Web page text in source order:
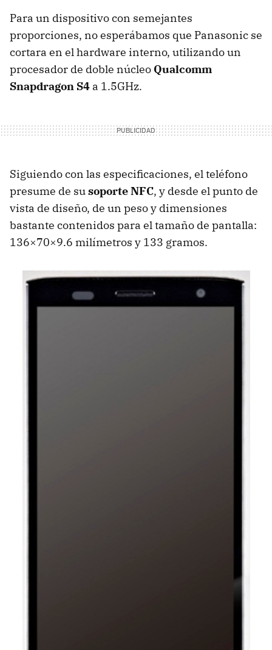
Para un dispositivo con semejantes
proporciones, no esperábamos que Panasonic se
cortara en el hardware interno, utilizando un
procesador de doble núcleo Qualcomm
Snapdragon S4 a 1.5GHz.
Siguiendo con las especificaciones, el teléfono
presume de susoporteNFC, y desde el punto de
vista de diseño, de un peso y dimensiones
bastante contenidos para el tamaño de pantalla:
136×70×9.6 milímetros y 133 gramos.